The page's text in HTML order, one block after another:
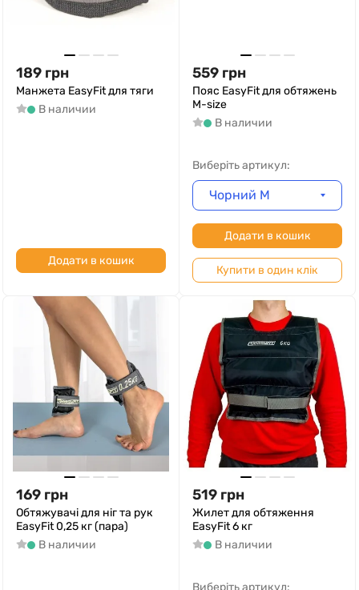
189 грн
Манжета EasyFit для тяги
В наличии
Додати в кошик
559 грн
Пояс EasyFit для обтяжень
M-size
В наличии
Виберіть артикул:
Чорний M
Додати в кошик
Купити в один клік
169 грн
Обтяжувачі для ніг та рук
EasyFit 0,25 кг (пара)
В наличии
519 грн
Жилет для обтяження
EasyFit 6 кг
В наличии
Виберіть артикул: